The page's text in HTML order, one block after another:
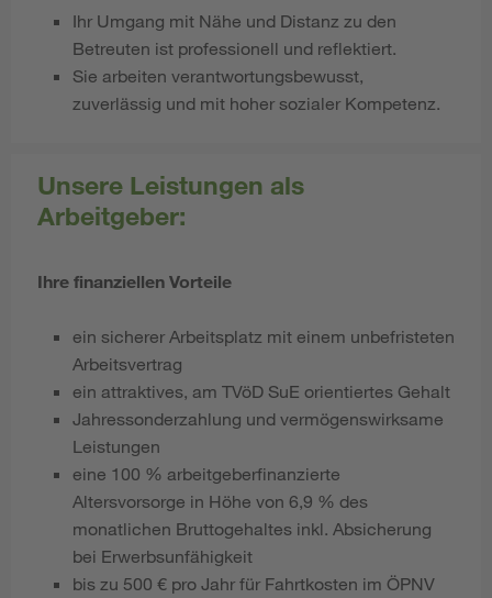
Ihr Umgang mit Nähe und Distanz zu den
Betreuten ist professionell und reflektiert.
Sie arbeiten verantwortungsbewusst,
zuverlässig und mit hoher sozialer Kompetenz.
Unsere Leistungen als
Arbeitgeber:
Ihre finanziellen Vorteile
ein sicherer Arbeitsplatz mit einem unbefristeten
Arbeitsvertrag
ein attraktives, am TVöD SuE orientiertes Gehalt
Jahressonderzahlung und vermögenswirksame
Leistungen
eine 100 % arbeitgeberfinanzierte
Altersvorsorge in Höhe von 6,9 % des
monatlichen Bruttogehaltes inkl. Absicherung
bei Erwerbsunfähigkeit
bis zu 500 € pro Jahr für Fahrtkosten im ÖPNV